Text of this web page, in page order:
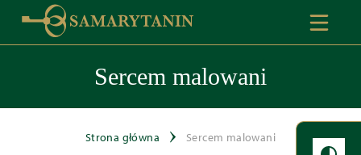
Sercem malowani
Strona główna Sercem malowani